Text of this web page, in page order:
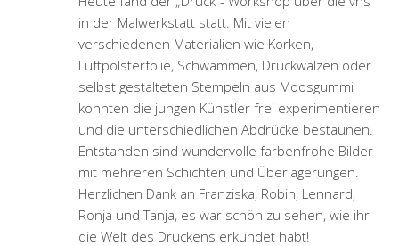
in der Malwerkstatt statt. Mit vielen
verschiedenen Materialien wie Korken,
Luftpolsterfolie, Schwämmen, Druckwalzen oder
selbst gestalteten Stempeln aus Moosgummi
konnten die jungen Künstler frei experimentieren
und die unterschiedlichen Abdrücke bestaunen.
Entstanden sind wundervolle farbenfrohe Bilder
mit mehreren Schichten und Überlagerungen.
Herzlichen Dank an Franziska, Robin, Lennard,
Ronja und Tanja, es war schön zu sehen, wie ihr
die Welt des Druckens erkundet habt!